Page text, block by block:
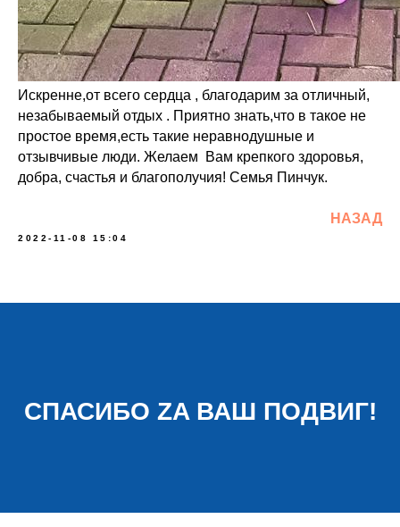
Искренне,от всего сердца , благодарим за отличный,
незабываемый отдых . Приятно знать,что в такое не
простое время,есть такие неравнодушные и
отзывчивые люди. Желаем Вам крепкого здоровья,
добра, счастья и благополучия! Семья Пинчук.
НАЗАД
2022-11-08 15:04
СПАСИБО ZA ВАШ ПОДВИГ!